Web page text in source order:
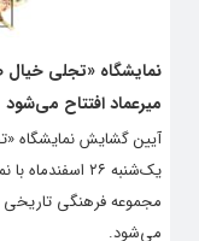
نمایشگاه «تجلی
میرعماد افتتاح می‌شود
آیین گشایش نمایشگاه
یک‌شنبه ۲۶
مجموعه فرهنگی تاریخی
می‌شود.